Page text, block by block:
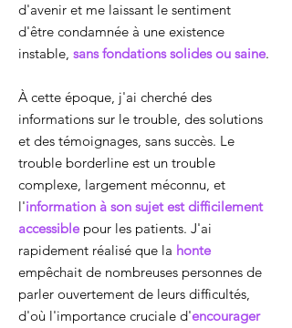
d'avenir et me laissant le sentiment
d'être condamnée à une existence
instable, sans fondations solides ou saine.
À cette époque, j'ai cherché des
informations sur le trouble, des solutions
et des témoignages, sans succès. Le
trouble borderline est un trouble
complexe, largement méconnu, et
l'information à son sujet est difficilement
accessible pour les patients. J'ai
rapidement réalisé que la honte
empêchait de nombreuses personnes de
parler ouvertement de leurs difficultés,
d'où l'importance cruciale d'encourager